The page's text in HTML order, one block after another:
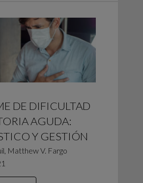
DE DIFICULTAD
AGUDA:
Y GESTIÓN
Matthew V. Fargo